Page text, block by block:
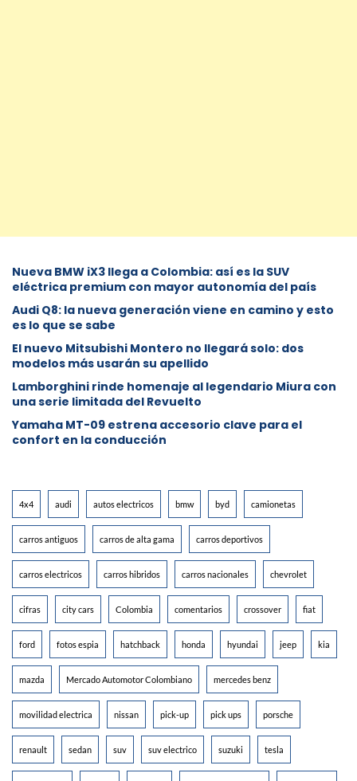
Nueva BMW iX3 llega a Colombia: así es la SUV
eléctrica premium con mayor autonomía del país
Audi Q8: la nueva generación viene en camino y esto
es lo que se sabe
⁠El nuevo Mitsubishi Montero no llegará solo: dos
modelos más usarán su apellido
Lamborghini rinde homenaje al legendario Miura con
una serie limitada del Revuelto
Yamaha MT-09 estrena accesorio clave para el
confort en la conducción
4x4 audi autos electricos bmw byd camionetas
carros antiguos carros de alta gama carros deportivos
carros electricos carros hibridos carros nacionales chevrolet
cifras city cars Colombia comentarios crossover fiat
ford fotos espia hatchback honda hyundai jeep kia
mazda Mercado Automotor Colombiano mercedes benz
movilidad electrica nissan pick-up pick ups porsche
renault sedan suv suv electrico suzuki tesla